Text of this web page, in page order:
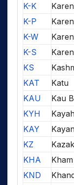
K-K
K-P
K-W
K-S
KS
KAT
Katu
KAU
Kau
KYH
KAY
KZ
KHA
KND